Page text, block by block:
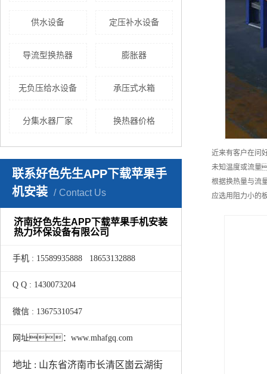
供水设备 定压补水设备
导流型换热器 膨胀器
无负压给水设备 承压式水箱
分集水器厂家 换热器价格
联系好色先生APP下载苹果手
机安装
Contact Us
济南好色先生APP下载苹果手机安装
热力环保设备有限公司
手机 : 15589935888 18653132888
Q Q : 1430073204
微信 : 13675310547
网址：www.mhafgq.com
地址 : 山东省济南市长清区崮云湖街
近来有客户在问
未知温度或流
根据换热量与
应选用阻力小